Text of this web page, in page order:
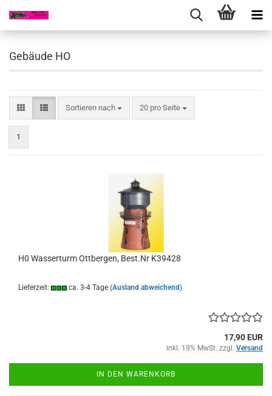
Gebäude HO
Sortieren nach
Sortieren nach 20 pro Seite
pro Seite
1
H0 Wasserturm Ottbergen, Best.Nr K39428
Lieferzeit: ca. 3-4 Tage (Ausland abweichend)
17,90 EUR
inkl. 19% MwSt. zzgl. Versand
IN DEN WARENKORB